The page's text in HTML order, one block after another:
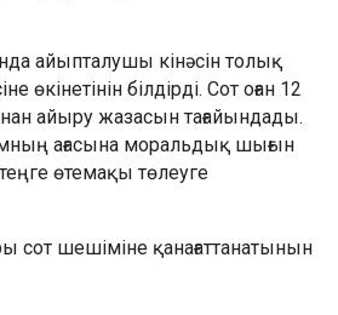
айыпталушы кінәсін толық
өкінетінін білдірді. Сот оған 12
айыру жазасын тағайындады.
ағасына моральдық шығын
өтемақы төлеуге
сот шешіміне қанағаттанатынын